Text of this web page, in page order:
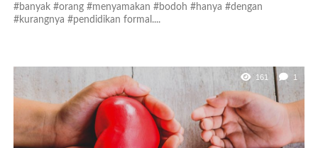
#banyak #orang #menyamakan #bodoh #hanya #dengan
#kurangnya #pendidikan formal....
161 1